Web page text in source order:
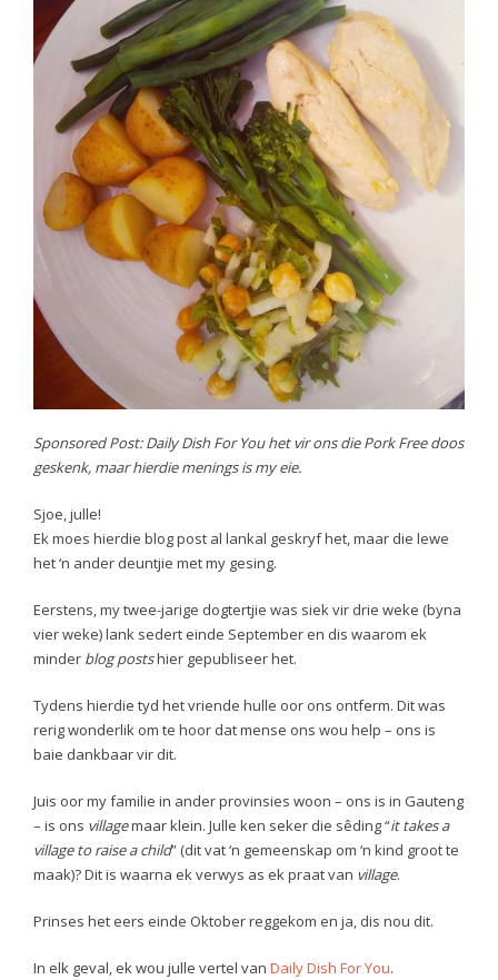
Sponsored Post: Daily Dish For You het vir ons die Pork Free doos
geskenk, maar hierdie menings is my eie.
Sjoe, julle!
Ek moes hierdie blog post al lankal geskryf het, maar die lewe
het ‘n ander deuntjie met my gesing.
Eerstens, my twee-jarige dogtertjie was siek vir drie weke (byna
vier weke) lank sedert einde September en dis waarom ek
minder blog postshier gepubliseer het.
Tydens hierdie tyd het vriende hulle oor ons ontferm. Dit was
rerig wonderlik om te hoor dat mense ons wou help – ons is
baie dankbaar vir dit.
Juis oor my familie in ander provinsies woon – ons is in Gauteng
– is ons villagemaar klein. Julle ken seker die sêding “it takes a
village to raise a child” (dit vat ‘n gemeenskap om ‘n kind groot te
maak)? Dit is waarna ek verwys as ek praat van village.
Prinses het eers einde Oktober reggekom en ja, dis nou dit.
In elk geval, ek wou julle vertel van Daily Dish For You.